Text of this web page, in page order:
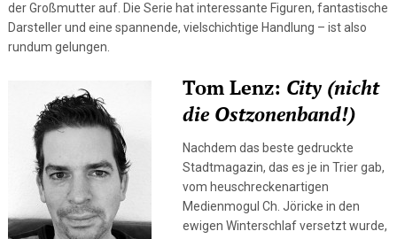
der Großmutter auf. Die Serie hat interessante Figuren, fantastische
Darsteller und eine spannende, vielschichtige Handlung – ist also
rundum gelungen.
Tom Lenz: City (nicht
die Ostzonenband!)
Nachdem das beste gedruckte
Stadtmagazin, das es je in Trier gab,
vom heuschreckenartigen
Medienmogul Ch. Jöricke in den
ewigen Winterschlaf versetzt wurde,